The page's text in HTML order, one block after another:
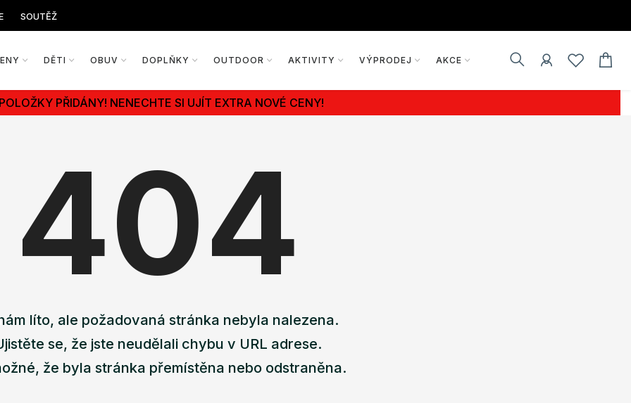
SOUTĚŽ
DĚTI OBUV DOPLŇKY OUTDOOR AKTIVITY VÝPRODEJ AKCE
PŘIDÁNY! NENECHTE SI UJÍT EXTRA NOVÉ CENY!
404
líto, ale požadovaná stránka nebyla nalezena.
se, že jste neudělali chybu v URL adrese.
že byla stránka přemístěna nebo odstraněna.